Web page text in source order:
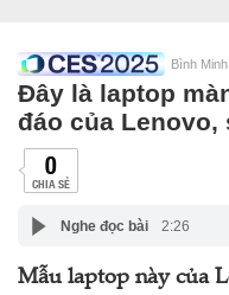
Bình Minh
Đây là laptop
đáo của Lenovo,
0
CHIA SẺ
Nghe đọc bài 2:26
Mẫu laptop này của